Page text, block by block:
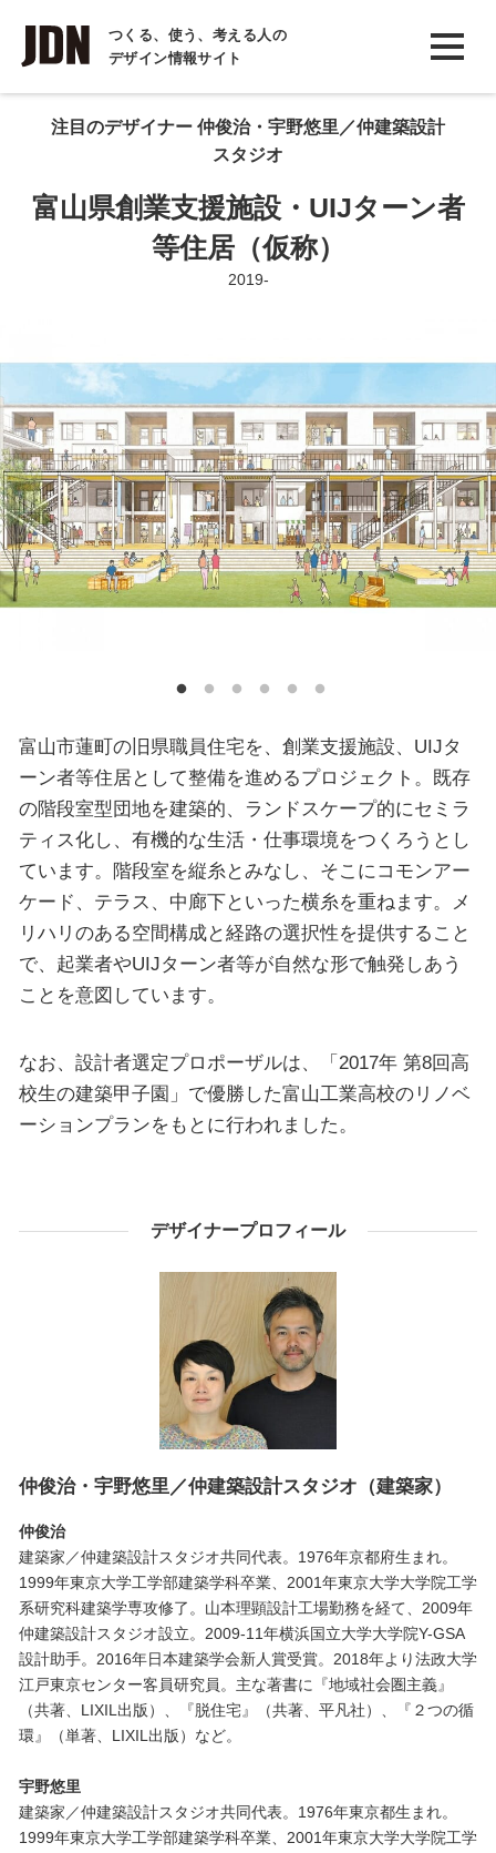
つくる、使う、考える人の
デザイン情報サイト
INTERVIEW
インタビュー
REPORT
COLUMN
注目のデザイナー 仲俊治・宇野悠里／仲建築設計
スタジオ
富山県創業支援施設・UIJターン者
等住居（仮称）
2019-
富山市蓮町の旧県職員住宅を、創業支援施設、UIJタ
ーン者等住居として整備を進めるプロジェクト。既存
の階段室型団地を建築的、ランドスケープ的にセミラ
ティス化し、有機的な生活・仕事環境をつくろうとし
ています。階段室を縦糸とみなし、そこにコモンアー
ケード、テラス、中廊下といった横糸を重ねます。メ
リハリのある空間構成と経路の選択性を提供すること
で、起業者やUIJターン者等が自然な形で触発しあう
ことを意図しています。
なお、設計者選定プロポーザルは、「2017年 第8回高
校生の建築甲子園」で優勝した富山工業高校のリノベ
ーションプランをもとに行われました。
デザイナープロフィール
仲俊治・宇野悠里／仲建築設計スタジオ（建築家）
仲俊治
建築家／仲建築設計スタジオ共同代表。1976年京都府生まれ。
1999年東京大学工学部建築学科卒業、2001年東京大学大学院工学
系研究科建築学専攻修了。山本理顕設計工場勤務を経て、2009年
仲建築設計スタジオ設立。2009-11年横浜国立大学大学院Y-GSA
設計助手。2016年日本建築学会新人賞受賞。2018年より法政大学
江戸東京センター客員研究員。主な著書に『地域社会圏主義』
（共著、LIXIL出版）、『脱住宅』（共著、平凡社）、『２つの循
環』（単著、LIXIL出版）など。
宇野悠里
建築家／仲建築設計スタジオ共同代表。1976年東京都生まれ。
1999年東京大学工学部建築学科卒業、2001年東京大学大学院工学